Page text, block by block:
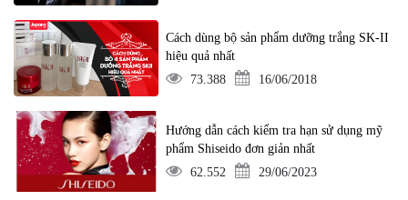
Cách dùng bộ sản phẩm dưỡng trắng SK-II
hiệu quả nhất
73.388
16/06/2018
Hướng dẫn cách kiểm tra hạn sử dụng mỹ
phẩm Shiseido đơn giản nhất
62.552
29/06/2023